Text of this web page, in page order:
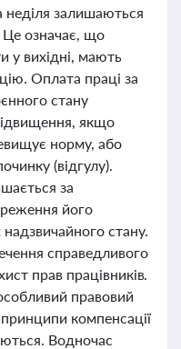
неділя залишаються
означає, що
у вихідні, мають
Оплата праці за
стану
якщо
норму, або
(відгулу).
за
його
стану.
справедливого
прав працівників.
правовий
компенсації
Водночас